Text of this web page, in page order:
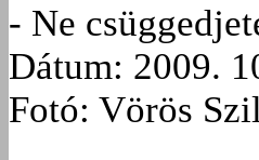
- Ne
Dátum: 2009.
Fotó: Vörös